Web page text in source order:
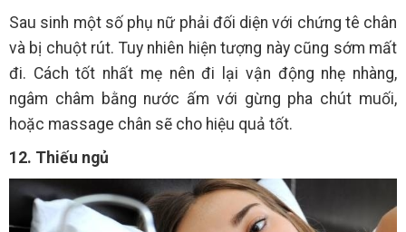
Sau sinh một số phụ nữ phải đối diện với chứng tê chân
và bị chuột rút. Tuy nhiên hiện tượng này cũng sớm mất
đi. Cách tốt nhất mẹ nên đi lại vận động nhẹ nhàng,
ngâm châm bằng nước ấm với gừng pha chút muối,
hoặc massage chân sẽ cho hiệu quả tốt.
12. Thiếu ngủ